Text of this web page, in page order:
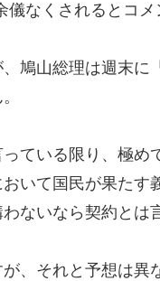
なくされるとコメ
鳩山総理は週末に
ている限り、極め
いて国民が果た
ないなら契約とは
、それと予想は異